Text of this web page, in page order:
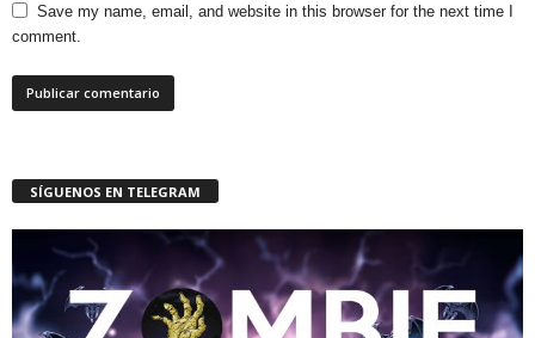
Save my name, email, and website in this browser for the next time I
comment.
SÍGUENOS EN TELEGRAM